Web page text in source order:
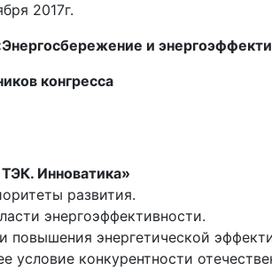
2017г.
и
конгресса
Инноватика»
развития.
энергоэффективности.
повышения энергетической
условие конкурентности